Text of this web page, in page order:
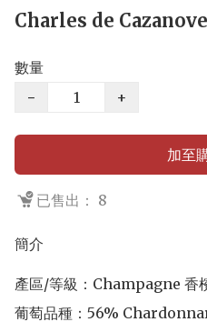
Charles de
數量
−
+
加至
已售出： 8
簡介
產區/等級：Champagne 香
葡萄品種：56%